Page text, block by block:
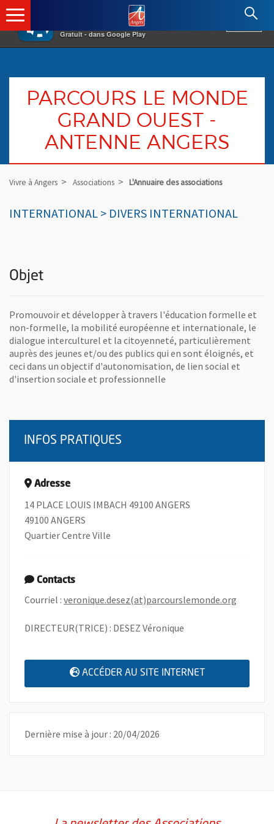
×
Gratuit - dans Google Play
Angers.fr : Retour à l'accueil
PARCOURS LE MONDE
GRAND OUEST -
ANTENNE ANGERS
Vivre à Angers Associations L'Annuaire des associations
INTERNATIONAL > DIVERS INTERNATIONAL
Objet
Promouvoir et développer à travers l'éducation formelle et
non-formelle, la mobilité européenne et internationale, le
dialogue interculturel et la citoyenneté, particulièrement
auprès des jeunes et/ou des publics qui en sont éloignés, et
ceci dans un objectif d'autonomisation, de lien social et
d'insertion sociale et professionnelle
INFOS PRATIQUES
Adresse
14 PLACE LOUIS IMBACH 49100 ANGERS
49100 ANGERS
Quartier Centre Ville
Contacts
Courriel : veronique.desez(at)parcourslemonde.org
DIRECTEUR(TRICE) : DESEZ Véronique
ACCÉDER AU SITE INTERNET , OUVRE UNE
Dernière mise à jour : 20/04/2026